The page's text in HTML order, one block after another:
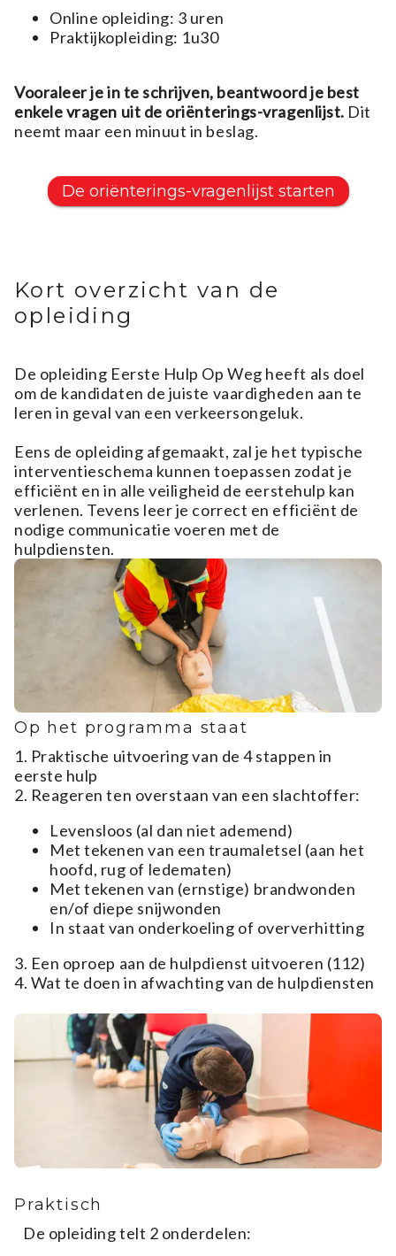
Online opleiding: 3 uren
Praktijkopleiding: 1u30
Vooraleer je in te schrijven, beantwoord je best
enkele vragen uit de oriënterings-vragenlijst. Dit
neemt maar een minuut in beslag.
De oriënterings-vragenlijst starten
Kort overzicht van de
opleiding
De opleiding Eerste Hulp Op Weg heeft als doel
om de kandidaten de juiste vaardigheden aan te
leren in geval van een verkeersongeluk.
Eens de opleiding afgemaakt, zal je het typische
interventieschema kunnen toepassen zodat je
efficiënt en in alle veiligheid de eerstehulp kan
verlenen. Tevens leer je correct en efficiënt de
nodige communicatie voeren met de
hulpdiensten.
Op het programma staat
1. Praktische uitvoering van de 4 stappen in
eerste hulp
2. Reageren ten overstaan van een slachtoffer:
Levensloos (al dan niet ademend)
Met tekenen van een traumaletsel (aan het
hoofd, rug of ledematen)
Met tekenen van (ernstige) brandwonden
en/of diepe snijwonden
In staat van onderkoeling of oververhitting
3. Een oproep aan de hulpdienst uitvoeren (112)
4. Wat te doen in afwachting van de hulpdiensten
Praktisch
De opleiding telt 2 onderdelen: